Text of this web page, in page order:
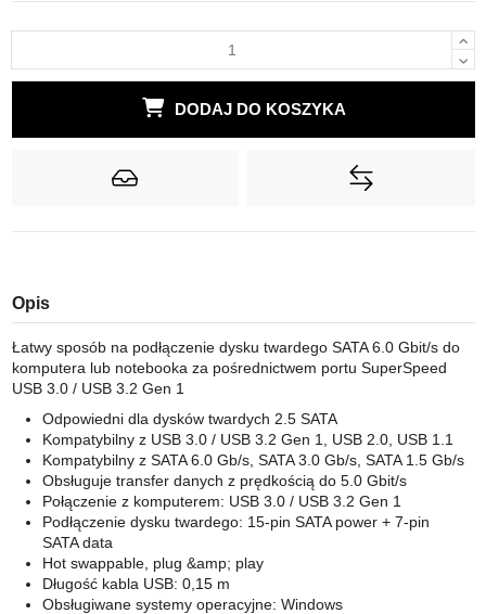
DODAJ DO KOSZYKA
Opis
Łatwy sposób na podłączenie dysku twardego SATA 6.0 Gbit/s do
komputera lub notebooka za pośrednictwem portu SuperSpeed
USB 3.0 / USB 3.2 Gen 1
Odpowiedni dla dysków twardych 2.5 SATA
Kompatybilny z USB 3.0 / USB 3.2 Gen 1, USB 2.0, USB 1.1
Kompatybilny z SATA 6.0 Gb/s, SATA 3.0 Gb/s, SATA 1.5 Gb/s
Obsługuje transfer danych z prędkością do 5.0 Gbit/s
Połączenie z komputerem: USB 3.0 / USB 3.2 Gen 1
Podłączenie dysku twardego: 15-pin SATA power + 7-pin
SATA data
Hot swappable, plug &amp; play
Długość kabla USB: 0,15 m
Obsługiwane systemy operacyjne: Windows